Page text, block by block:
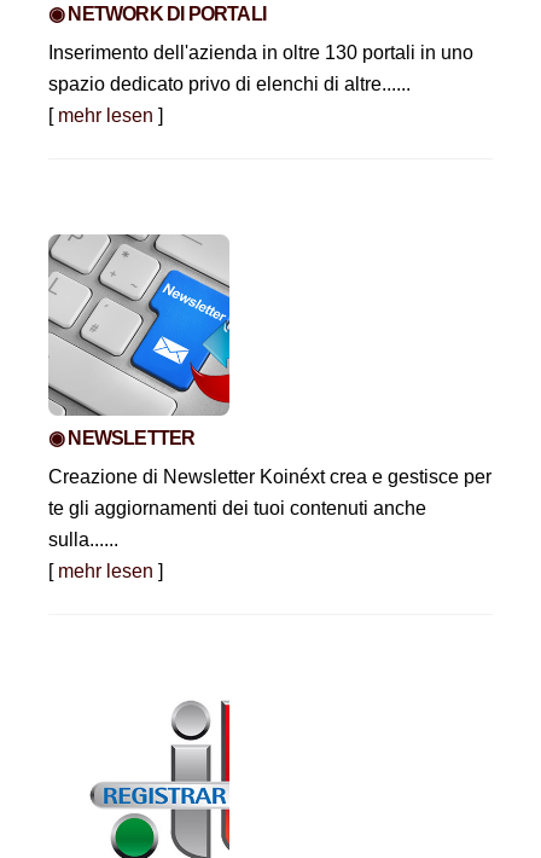
◉ NETWORK DI PORTALI
Inserimento dell'azienda in oltre 130 portali in uno
spazio dedicato privo di elenchi di altre......
[ mehr lesen ]
◉ NEWSLETTER
Creazione di Newsletter Koinéxt crea e gestisce per
te gli aggiornamenti dei tuoi contenuti anche
sulla......
[ mehr lesen ]